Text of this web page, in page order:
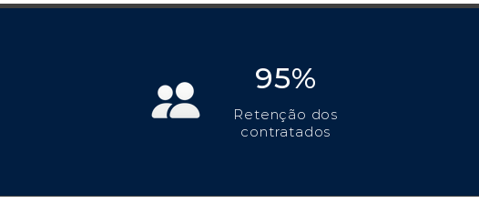
95%
Retenção dos
contratados